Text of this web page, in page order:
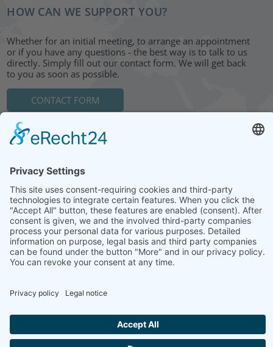
HOW CAN WE SUPPORT YOU?
Whether for an initial meeting, to arrange an appointment
or if you have any questions - the best way is to talk to us
directly. Simply fill out our contact form. We will get back
to you as soon as possible.
CONTACT FORM
Hohe Straße 11
04107 Leipzig
Tel.: +49 341 22 54 13 50
info@steinbeis-mediation.com
Mediation
Training and further education offers